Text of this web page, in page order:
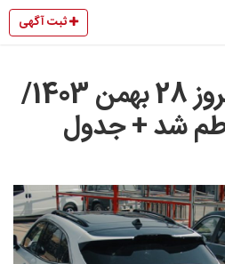
ثبت آگهی
قیمت خودرو امروز 28 بهمن 1403/
شد + جدول